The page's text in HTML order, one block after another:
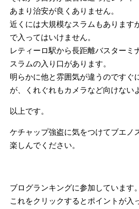
あまり治安が良くありません。
近くには大規模なスラムもあります
で入ってはいけません。
レティーロ駅から長距離バスターミ
スラムの入り口があります。
明らかに他と雰囲気が違うのですぐ
が、くれぐれもカメラなど向けない
以上です。
ケチャップ強盗に気をつけてブエノ
楽しんでください。
ブログランキングに参加しています。
これをクリックするとポイントが入